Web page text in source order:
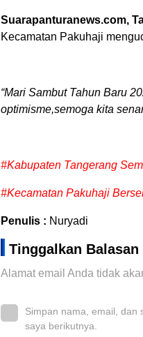
Suarapanturanews.com,
Kecamatan Pakuhaji
“Mari Sambut Tahun Baru
optimisme,semoga kita
#Kabupaten Tangerang
#Kecamatan Pakuhaji
Penulis : Nuryadi
Tinggalkan Balasan
Alamat email Anda tidak
Simpan nama, email, dan
saya berikutnya.